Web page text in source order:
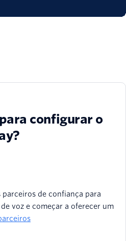
configurar o
de confiança para
voz e começar a oferecer um